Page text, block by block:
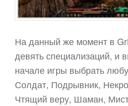
На данный же момент в
девять специализаций, и
начале игры выбрать
Солдат, Подрывник,
Чтящий веру, Шаман,